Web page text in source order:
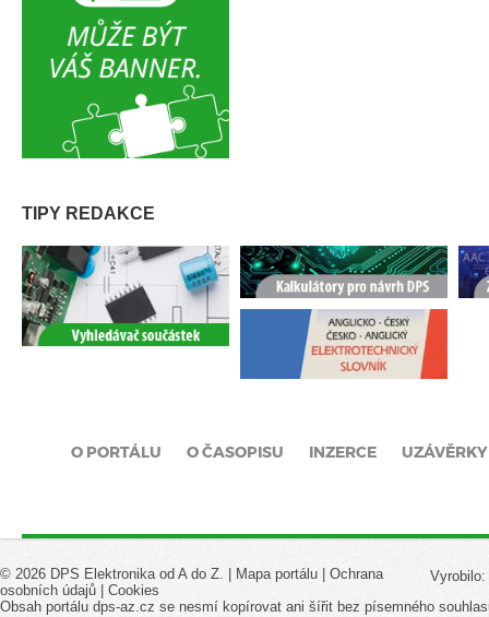
TIPY REDAKCE
O PORTÁLU O ČASOPISU INZERCE UZÁVĚRKY
Vyrobilo:
© 2026 DPS Elektronika od A do Z. | Mapa portálu
Ochrana
osobních údajů
Cookies
Obsah portálu dps-az.cz se nesmí kopírovat ani šířit bez písemného